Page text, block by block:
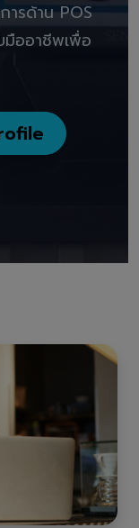
ารด้าน POS
มืออาชีพเพื่อ